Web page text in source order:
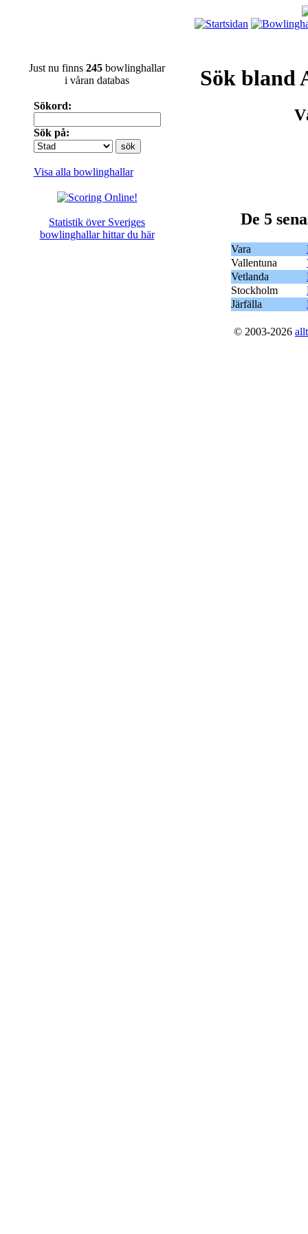
Just nu finns 245 bowlinghallar
i våran databas
Sökord:
Sök på:
Visa alla bowlinghallar
Statistik över Sveriges
bowlinghallar hittar du här
Sök bland
De 5
Vara
Vallentuna
Vetlanda
Stockholm
Järfälla
© 2003-2026